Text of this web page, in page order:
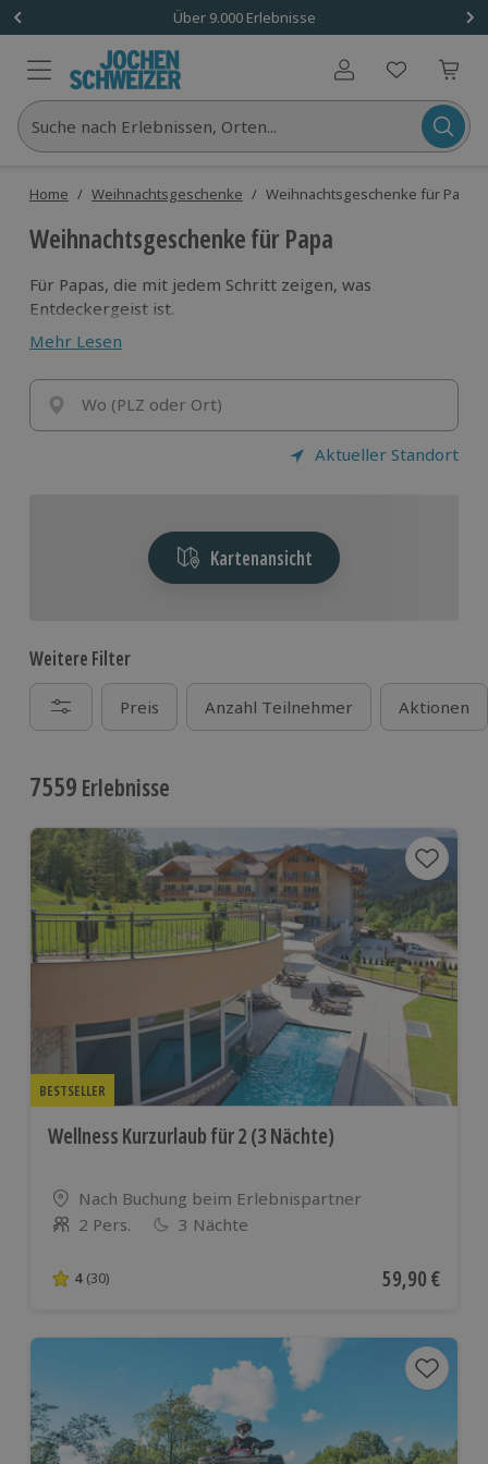
Über 9.000 Erlebnisse
Benutzerkonto
Suche nach Erlebnissen, Orten...
Home / Weihnachtsgeschenke / Weihnachtsgeschenke für Papa
Weihnachtsgeschenke für Papa
Für Papas, die mit jedem Schritt zeigen, was
Entdeckergeist ist.
Hier zählt der Moment, in dem Abenteuer lebendig
wird.
Schenk ihm ein Erlebnis, das die ganze Familie
begeistert.
Mehr Lesen
Wo (PLZ oder Ort)
Aktueller Standort
Kartenansicht
Weitere Filter
Preis Anzahl Teilnehmer Aktionen
7559 Erlebnisse
BESTSELLER
Wellness Kurzurlaub für 2 (3 Nächte)
Standort
Nach Buchung beim Erlebnispartner
Anzahl der Teilnehmer
2 Pers. 3 Nächte
4 von 5 Sternen basierend auf 30 Bewertungen
4 (30) Aktueller
59,90 €